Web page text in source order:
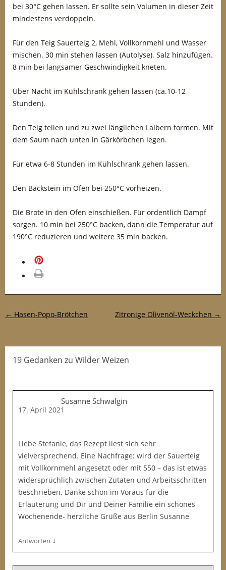
bei 30°C gehen lassen. Er sollte sein Volumen in dieser Zeit
mindestens verdoppeln.
Für den Teig Sauerteig 2, Mehl, Vollkornmehl und Wasser
mischen. 30 min stehen lassen (Autolyse). Salz hinzufügen.
8 min bei langsamer Geschwindigkeit kneten.
Über Nacht im Kühlschrank gehen lassen (ca.10-12
Stunden).
Den Teig teilen und zu zwei länglichen Laibern formen. Mit
dem Saum nach unten in Gärkörbchen legen.
Für etwa 6-8 Stunden im Kühlschrank gehen lassen.
Den Backstein im Ofen bei 250°C vorheizen.
Die Brote in den Ofen einschießen. Für ordentlich Dampf
sorgen. 10 min bei 250°C backen, dann die Temperatur auf
190°C reduzieren und weitere 35 min backen.
Post-Navigation
← Hasen-Popo-Brötchen Zitronige Olivenöl-Weckchen →
19 Gedanken zu Wilder Weizen
Susanne Schwalgin
17. April 2021
Liebe Stefanie, das Rezept liest sich sehr
vielversprechend. Eine Nachfrage: wird der Sauerteig
mit Vollkornmehl angesetzt oder mit 550 – das ist etwas
widersprüchlich zwischen Zutaten und Arbeitsschritten
beschrieben. Danke schon im Voraus für die
Erläuterung und Dir und Deiner Familie ein schönes
Wochenende- herzliche Grüße aus Berlin Susanne
Antworten ↓